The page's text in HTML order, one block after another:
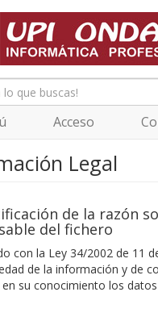
Acceso
Legal
de la razón
del fichero
con la Ley 34/2002 de 11
de la información y de
su conocimiento los